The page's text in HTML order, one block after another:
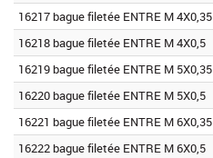
16217 bague filetée ENTRE M 4X0,35
16218 bague filetée ENTRE M 4X0,5
16219 bague filetée ENTRE M 5X0,35
16220 bague filetée ENTRE M 5X0,5
16221 bague filetée ENTRE M 6X0,35
16222 bague filetée ENTRE M 6X0,5